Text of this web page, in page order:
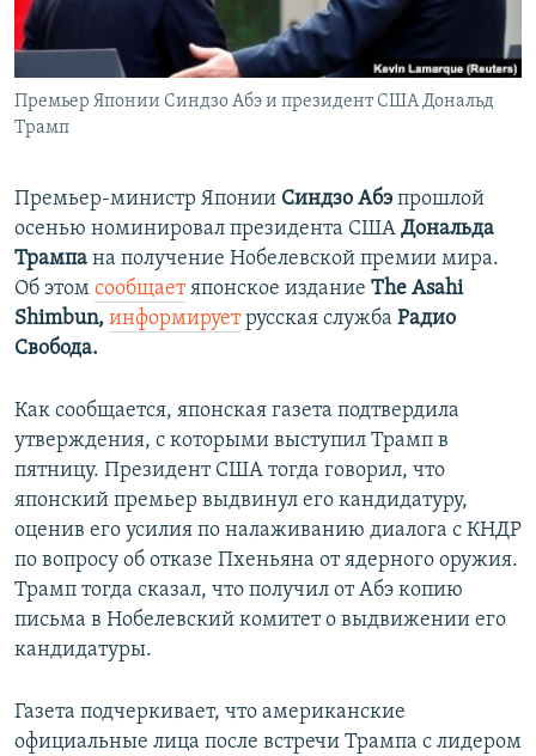
ПОБЕДИТЕЛЕЙ НЕ СУДЯТ?
КРЫМ.НЕПОКОРЕННЫЙ
ELIFBE
ПРИСОЕДИНЯЙТЕСЬ!
Премьер Японии Синдзо Абэ и президент США Дональд
Трамп
Премьер-министр Японии Синдзо Абэ прошлой
осенью номинировал президента США Дональда
Трампа на получение Нобелевской премии мира.
Об этом сообщаетяпонское издание The Asahi
Shimbun, информируетрусская служба Радио
Свобода.
Как сообщается, японская газета подтвердила
утверждения, с которыми выступил Трамп в
пятницу. Президент США тогда говорил, что
японский премьер выдвинул его кандидатуру,
оценив его усилия по налаживанию диалога с КНДР
по вопросу об отказе Пхеньяна от ядерного оружия.
Трамп тогда сказал, что получил от Абэ копию
письма в Нобелевский комитет о выдвижении его
кандидатуры.
Газета подчеркивает, что американские
официальные лица после встречи Трампа с лидером